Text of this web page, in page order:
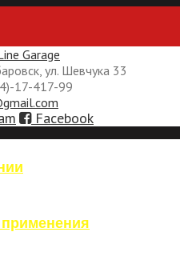
ул. Шевчука 33
17-417-99
Facebook